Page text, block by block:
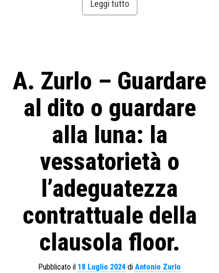
Leggi tutto
A. Zurlo – Guardare
al dito o guardare
alla luna: la
vessatorietà o
l’adeguatezza
contrattuale della
clausola floor.
Pubblicato il 18 Luglio 2024 di Antonio Zurlo